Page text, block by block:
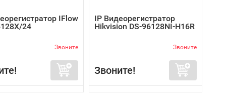
IFlow
24
Звоните
IP Видеорегистратор
Hikvision DS-96128NI-H16R
Звоните
Звоните!